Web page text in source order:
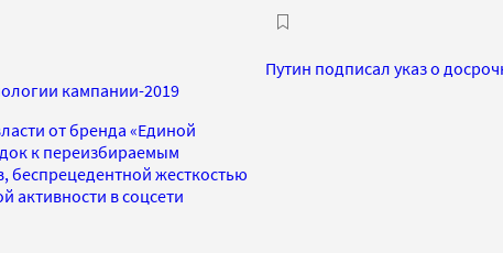
кампании-2019
от бренда «Единой
к переизбираемым
беспрецедентной жесткостью
активности в соцсети
Путин подписал указ о